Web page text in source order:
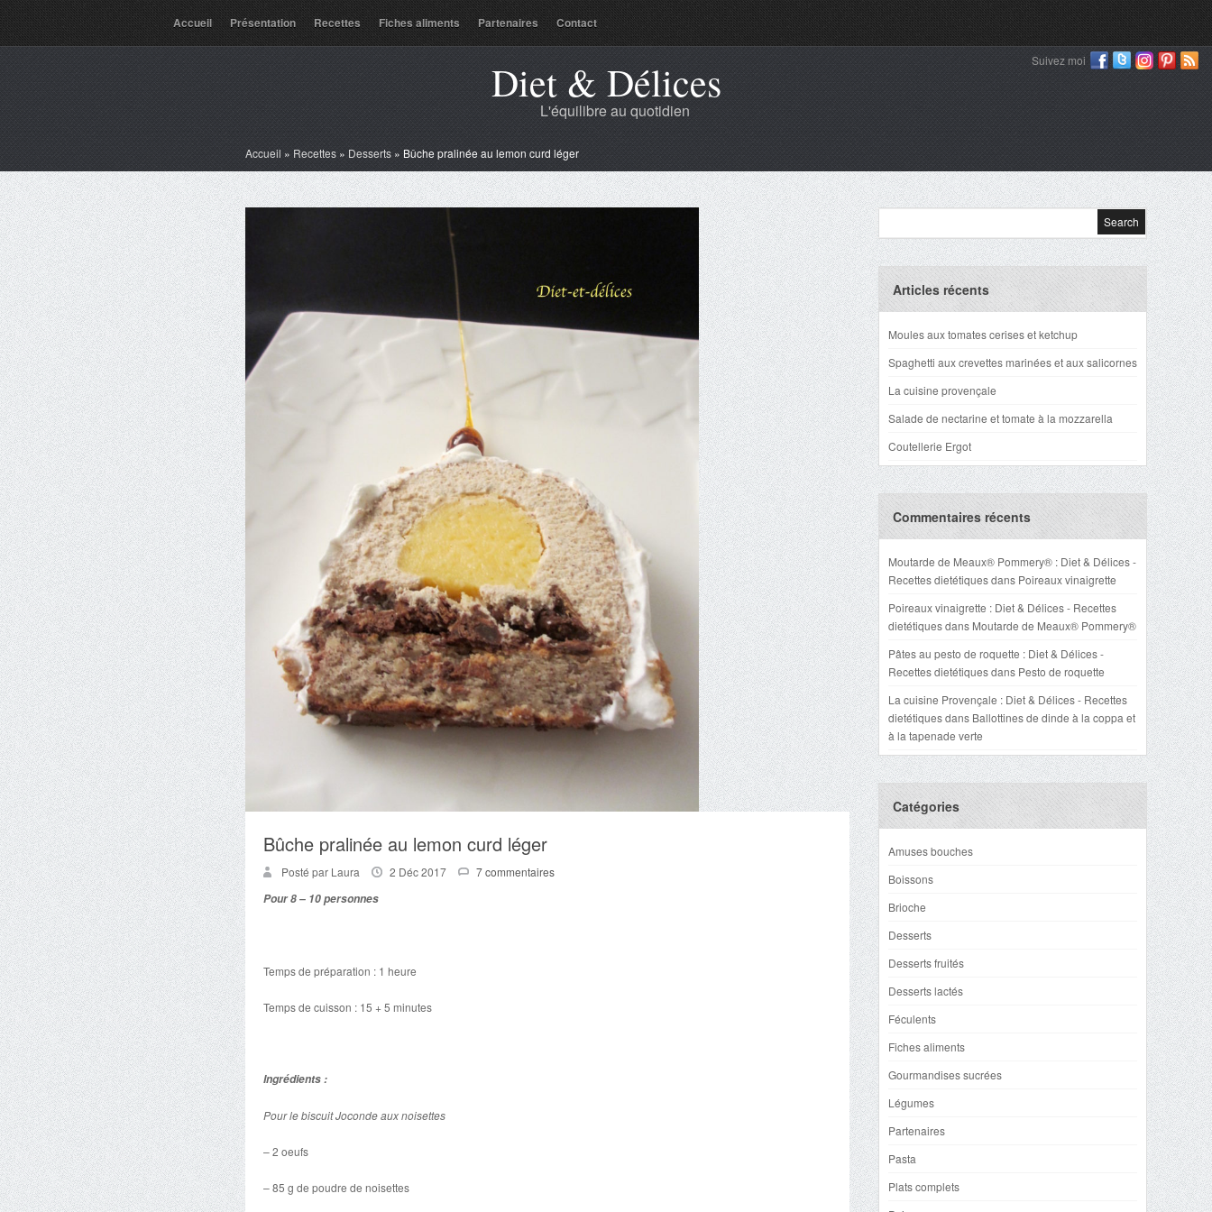
Accueil Présentation Recettes Fiches aliments Partenaires Contact
Suivez moi
Diet & Délices
L'équilibre au quotidien
Accueil » Recettes » Desserts » Bûche pralinée au lemon curd léger
Bûche pralinée au lemon curd léger
Posté par Laura 2 Déc 2017
7 commentaires
Pour 8 – 10 personnes
Temps de préparation : 1 heure
Temps de cuisson : 15 + 5 minutes
Ingrédients :
Pour le biscuit Joconde aux noisettes
– 2 oeufs
– 85 g de poudre de noisettes
Articles récents
Moules aux tomates cerises et ketchup
Spaghetti aux crevettes marinées et aux salicornes
La cuisine provençale
Salade de nectarine et tomate à la mozzarella
Coutellerie Ergot
Commentaires récents
Moutarde de Meaux® Pommery® : Diet & Délices -
Recettes dietétiquesdans Poireaux vinaigrette
Poireaux vinaigrette : Diet & Délices - Recettes
dietétiquesdans Moutarde de Meaux® Pommery®
Pâtes au pesto de roquette : Diet & Délices -
Recettes dietétiquesdans Pesto de roquette
La cuisine Provençale : Diet & Délices - Recettes
dietétiquesdans Ballottines de dinde à la coppa et
à la tapenade verte
Catégories
Amuses bouches
Boissons
Brioche
Desserts
Desserts fruités
Desserts lactés
Féculents
Fiches aliments
Gourmandises sucrées
Légumes
Partenaires
Pasta
Plats complets